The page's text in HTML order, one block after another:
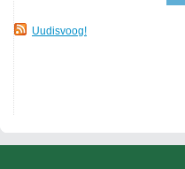
Uudisvoog!